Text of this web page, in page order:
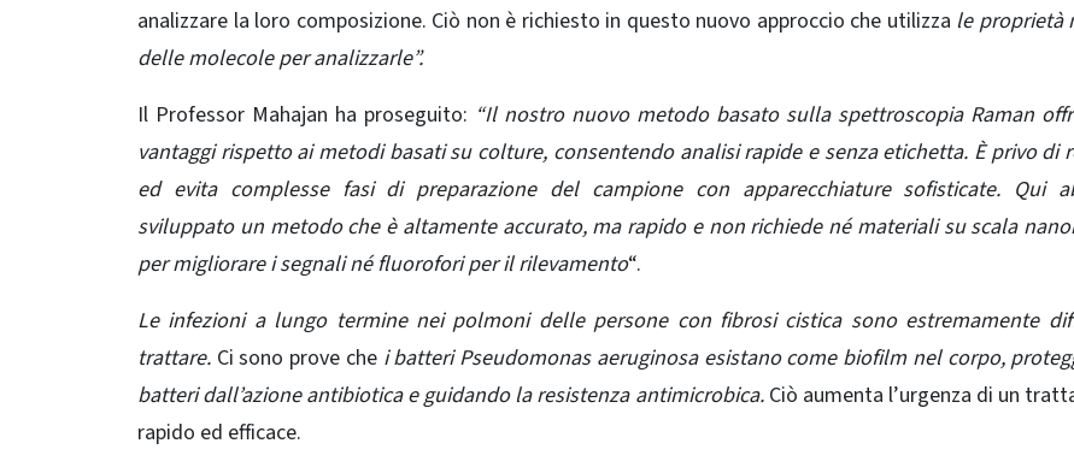
analizzare la loro composizione. Ciò non è richiesto in questo nuovo approccio che utilizza le proprietà
delle molecole per analizzarle”.
Il Professor Mahajan ha proseguito: “Il nostro nuovo metodo basato sulla spettroscopia Raman
vantaggi rispetto ai metodi basati su colture, consentendo analisi rapide e senza etichetta. È privo di
ed evita complesse fasi di preparazione del campione con apparecchiature sofisticate. Qui
sviluppato un metodo che è altamente accurato, ma rapido e non richiede né materiali su scala
per migliorare i segnali né fluorofori per il rilevamento“.
Le infezioni a lungo termine nei polmoni delle persone con fibrosi cistica sono estremamente
trattare. Ci sono prove che i batteri Pseudomonas aeruginosa esistano come biofilm nel corpo,
batteri dall’azione antibiotica e guidando la resistenza antimicrobica.Ciò aumenta l’urgenza di un
rapido ed efficace.